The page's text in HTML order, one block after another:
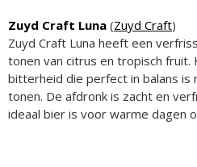
Zuyd Craft Luna (Zuyd Craft)
Zuyd Craft Luna heeft een
tonen van citrus en tropisch
bitterheid die perfect in balans
tonen. De afdronk is zacht en
ideaal bier is voor warme dagen